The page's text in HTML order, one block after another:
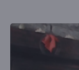
#ragazzo